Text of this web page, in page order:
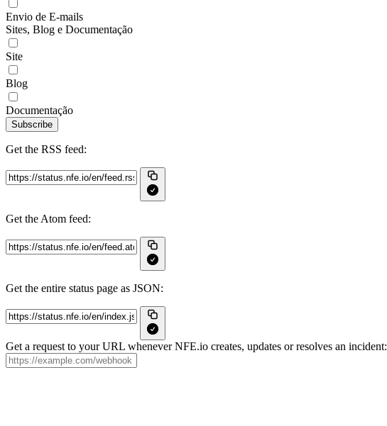
Envio de E-mails
Sites, Blog e Documentação
Site
Blog
Documentação
Subscribe
Get the RSS feed:
Get the Atom feed:
Get the entire status page as JSON:
Get a request to your URL whenever NFE.io creates, updates or resolves an incident: